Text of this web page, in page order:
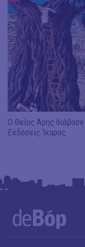
Ο Θείος Άρης
Εκδόσεις Ίκαρος